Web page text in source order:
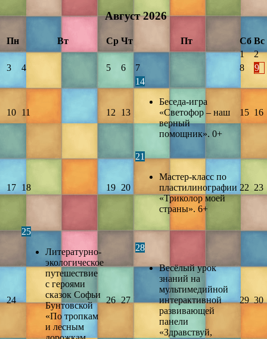
Август 2026
Пн Вт Ср Чт Пт Сб Вс
1
2
3
4 5 6 7 8 9
10 11 12 13
14
Беседа-игра
«Светофор – наш
верный
помощник». 0+
15 16
17 18 19 20
21
Мастер-класс по
пластилинографии
«Триколор моей
страны». 6+
22 23
24
25
Литературно-
экологическое
путешествие
с героями
сказок Софьи
Бунтовской
«По тропкам
и лесным
26 27
28
Весёлый урок
знаний на
мультимедийной
интерактивной
развивающей
панели
«Здравствуй,
29 30